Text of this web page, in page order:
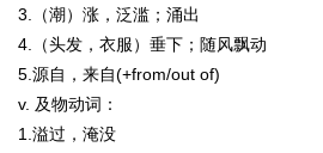
3.（潮）涨，泛滥；涌出
4.（头发，衣服）垂下；随风飘动
5.源自，来自(+from/out of)
v. 及物动词：
1.溢过，淹没